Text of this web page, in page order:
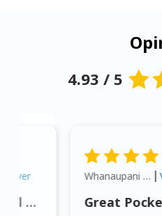
4.93 / 5
buyer
This was wonderful option to a family of four. Everything worked smoothly.
Whanaupani Henry Joseph Macown